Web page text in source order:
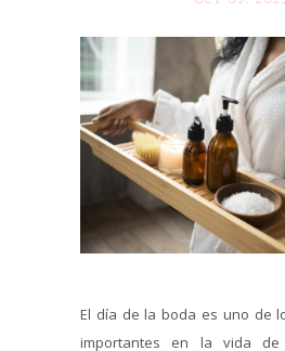
El día de la boda es uno de
importantes en la vida de